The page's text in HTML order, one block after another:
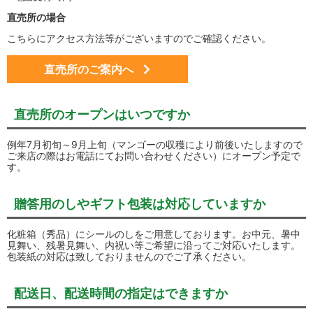
直売所の場合
こちらにアクセス方法等がございますのでご確認ください。
直売所のご案内へ
直売所のオープンはいつですか
例年7月初旬～9月上旬（マンゴーの収穫により前後いたしますので
ご来店の際はお電話にてお問い合わせください）にオープン予定で
す。
贈答用のしやギフト包装は対応していますか
化粧箱（秀品）にシールのしをご用意しております。お中元、暑中
見舞い、残暑見舞い、内祝い等ご希望に沿ってご対応いたします。
包装紙の対応は致しておりませんのでご了承ください。
配送日、配送時間の指定はできますか